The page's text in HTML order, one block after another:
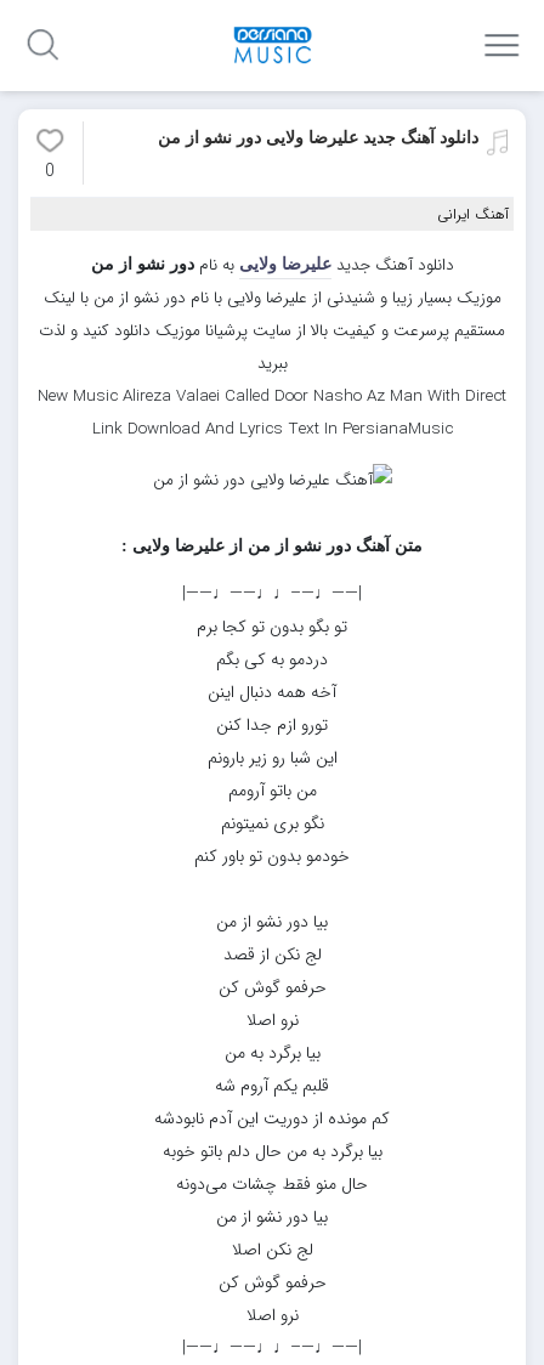
دانلود آهنگ جدید علیرضا ولایی دور نشو از من
0
آهنگ ایرانی
دانلود آهنگ جدیدعلیرضا ولایی به نامدور نشو از من
موزیک بسیار زیبا و شنیدنی از علیرضا ولایی با نام دور نشو از من با لینک
مستقیم پرسرعت و کیفیت بالا از سایت پرشیانا موزیک دانلود کنید و لذت
ببرید
New Music Alireza Valaei Called Door Nasho Az Man With Direct
Link Download And Lyrics Text In PersianaMusic
متن آهنگ دور نشو از من از علیرضا ولایی :
|——♩—–♩♩——♩——|
تو بگو بدون تو کجا برم
دردمو به کی بگم
آخه همه دنبال اینن
تورو ازم جدا کنن
این شبا رو زیر بارونم
من باتو آرومم
نگو بری نمیتونم
خودمو بدون تو باور کنم
بیا دور نشو از من
لج نکن از قصد
حرفمو گوش کن
نرو اصلا
بیا برگرد به من
قلبم یکم آروم شه
کم مونده از دوریت این آدم نابودشه
بیا برگرد به من حال دلم باتو خوبه
حال منو فقط چشات می‌دونه
بیا دور نشو از من
لج نکن اصلا
حرفمو گوش کن
نرو اصلا
|——♩—–♩♩——♩——|